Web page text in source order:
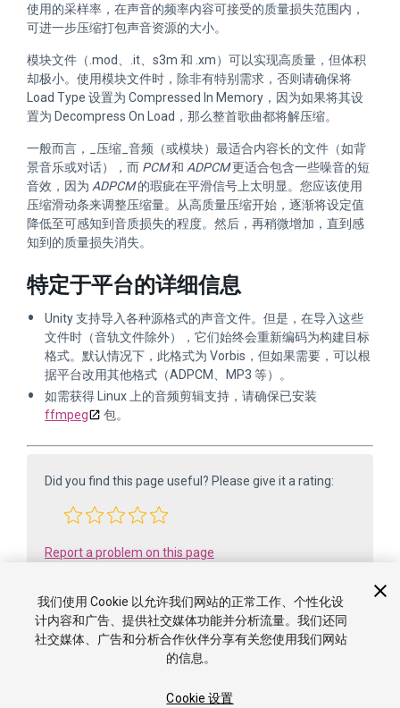
使用的采样率，在声音的频率内容可接受的质量损失范围内，
可进一步压缩打包声音资源的大小。
模块文件（.mod、.it、s3m 和 .xm）可以实现高质量，但体积
却极小。使用模块文件时，除非有特别需求，否则请确保将
Load Type 设置为 Compressed In Memory，因为如果将其设
置为 Decompress On Load，那么整首歌曲都将解压缩。
一般而言，_压缩_音频（或模块）最适合内容长的文件（如背
景音乐或对话），而 PCM和 ADPCM更适合包含一些噪音的短
音效，因为 ADPCM的瑕疵在平滑信号上太明显。您应该使用
压缩滑动条来调整压缩量。从高质量压缩开始，逐渐将设定值
降低至可感知到音质损失的程度。然后，再稍微增加，直到感
知到的质量损失消失。
特定于平台的详细信息
Unity 支持导入各种源格式的声音文件。但是，在导入这些
文件时（音轨文件除外），它们始终会重新编码为构建目标
格式。默认情况下，此格式为 Vorbis，但如果需要，可以根
据平台改用其他格式（ADPCM、MP3 等）。
如需获得 Linux 上的音频剪辑支持，请确保已安装
ffmpeg
包。
Did you find this page useful? Please give it a rating:
Report a problem on this page
我们使用 Cookie 以允许我们网站的正常工作、个性化设
计内容和广告、提供社交媒体功能并分析流量。我们还同
社交媒体、广告和分析合作伙伴分享有关您使用我们网站
的信息。
Cookie 设置